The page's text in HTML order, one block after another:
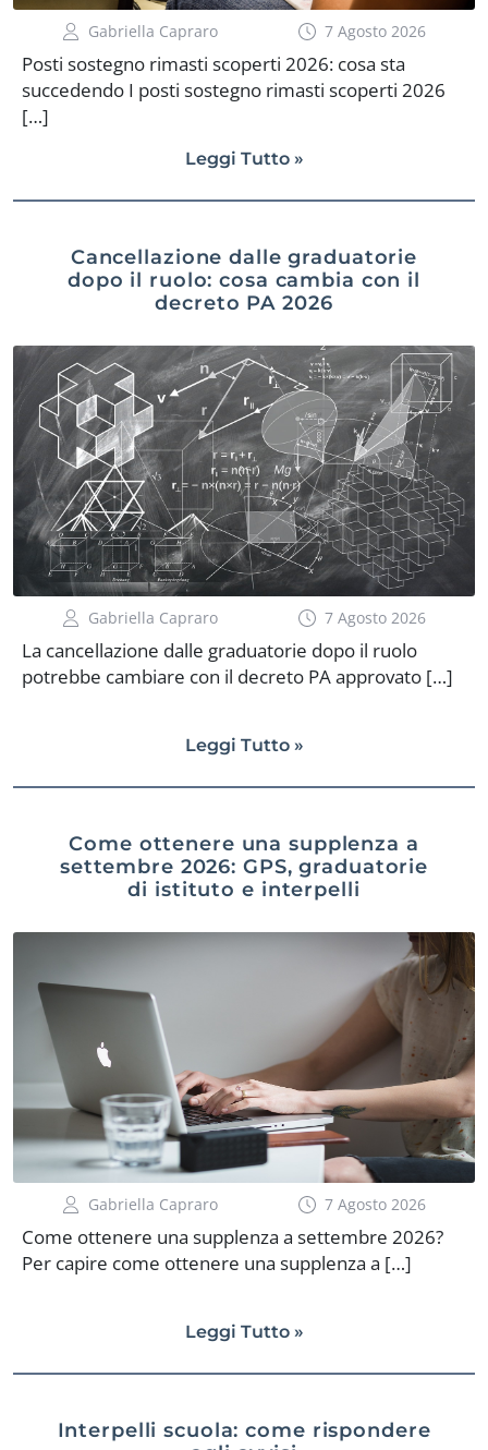
Gabriella Capraro 7 Agosto 2026
Posti sostegno rimasti scoperti 2026: cosa sta
succedendo I posti sostegno rimasti scoperti 2026
[…]
Leggi Tutto »
Cancellazione dalle graduatorie
dopo il ruolo: cosa cambia con il
decreto PA 2026
Gabriella Capraro 7 Agosto 2026
La cancellazione dalle graduatorie dopo il ruolo
potrebbe cambiare con il decreto PA approvato […]
Leggi Tutto »
Come ottenere una supplenza a
settembre 2026: GPS, graduatorie
di istituto e interpelli
Gabriella Capraro 7 Agosto 2026
Come ottenere una supplenza a settembre 2026?
Per capire come ottenere una supplenza a […]
Leggi Tutto »
Interpelli scuola: come rispondere